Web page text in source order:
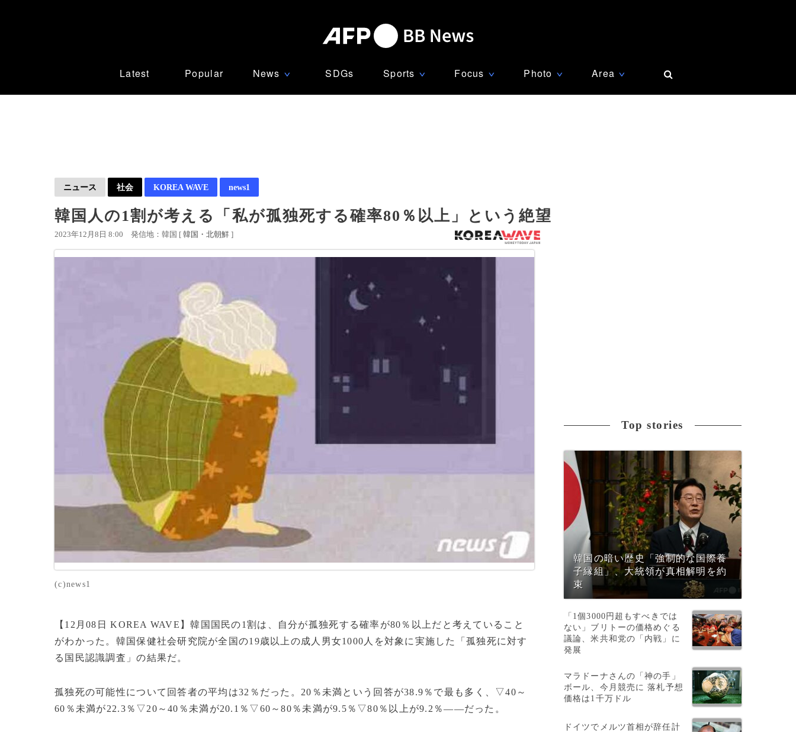
Latest Popular News ∨ SDGs Sports ∨ Focus ∨ Photo ∨ Area ∨
ニュース 社会 KOREA WAVE news1
韓国人の1割が考える「私が孤独死する確率80％以上」という絶望
2023年12月8日 8:00 発信地：韓国 [ 韓国・北朝鮮 ]
(c)news1
【12月08日 KOREA WAVE】韓国国民の1割は、自分が孤独死する確率が80％以上だと考えていること
がわかった。韓国保健社会研究院が全国の19歳以上の成人男女1000人を対象に実施した「孤独死に対す
る国民認識調査」の結果だ。
孤独死の可能性について回答者の平均は32％だった。20％未満という回答が38.9％で最も多く、▽40～
60％未満が22.3％▽20～40％未満が20.1％▽60～80％未満が9.5％▽80％以上が9.2％――だった。
Top stories
韓国の暗い歴史「強制的な国際養
子縁組」、大統領が真相解明を約
束
「1個3000円超もすべきでは
ない」ブリトーの価格めぐる
議論、米共和党の「内戦」に
発展
マラドーナさんの「神の手」
ボール、今月競売に 落札予想
価格は1千万ドル
ドイツでメルツ首相が辞任計